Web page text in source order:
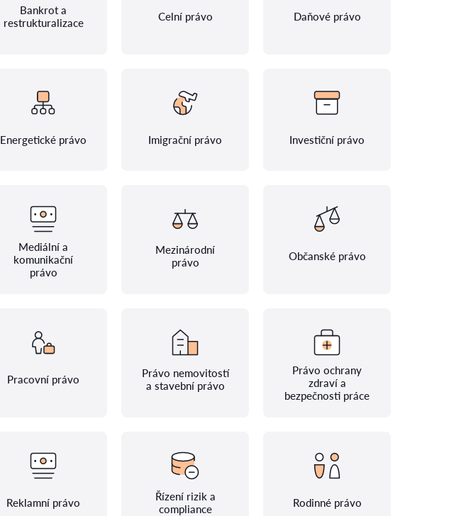
Bankrot a
restrukturalizace
Celní právo Daňové právo
Energetické právo Imigrační právo Investiční právo
Mediální a
komunikační
právo
Mezinárodní
právo
Občanské právo
Pracovní právo
Právo nemovitostí
a stavební právo
Právo ochrany
zdraví a
bezpečnosti práce
Reklamní právo
Řízení rizik a
compliance
Rodinné právo